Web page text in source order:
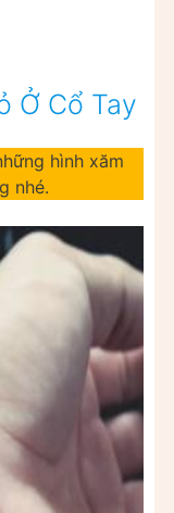
Ở Cổ Tay
hình xăm
nhé.